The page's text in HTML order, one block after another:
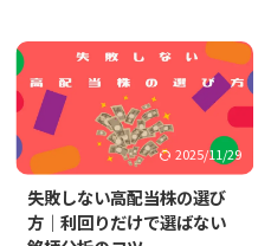
2025/11/29
失敗しない高配当株の選び
方｜利回りだけで選ばない